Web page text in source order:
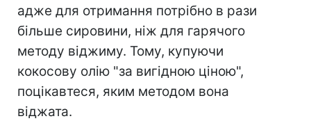
адже для отримання потрібно в рази
більше сировини, ніж для гарячого
методу віджиму. Тому, купуючи
кокосову олію "за вигідною ціною",
поцікавтеся, яким методом вона
віджата.